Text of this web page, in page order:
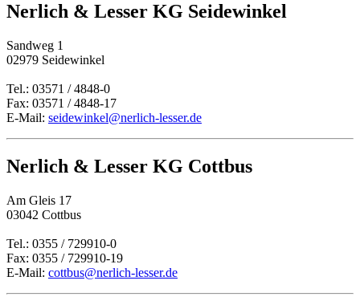
Nerlich & Lesser KG Seidewinkel
Sandweg 1
02979 Seidewinkel
Tel.: 03571 / 4848-0
Fax: 03571 / 4848-17
E-Mail: seidewinkel@nerlich-lesser.de
Nerlich & Lesser KG Cottbus
Am Gleis 17
03042 Cottbus
Tel.: 0355 / 729910-0
Fax: 0355 / 729910-19
E-Mail: cottbus@nerlich-lesser.de